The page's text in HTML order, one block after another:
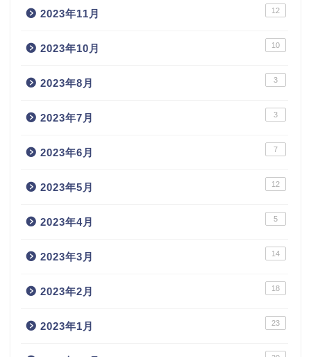
2023年11月 12
2023年10月 10
2023年8月 3
2023年7月 3
2023年6月 7
2023年5月 12
2023年4月 5
2023年3月 14
2023年2月 18
2023年1月 23